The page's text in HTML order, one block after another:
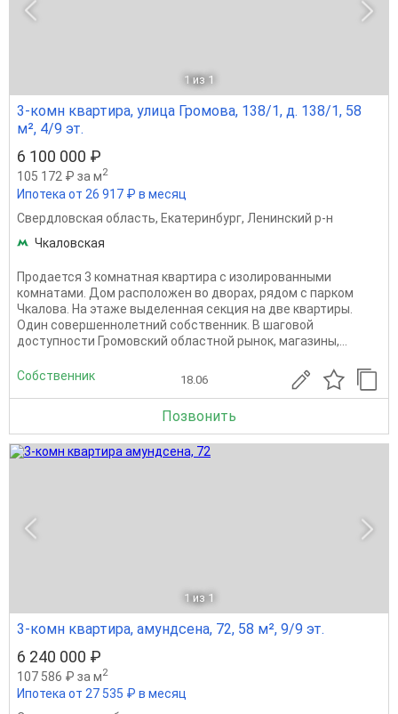
1 из 1
3-комн квартира, улица Громова, 138/1, д. 138/1, 58
м², 4/9 эт.
6 100 000 ₽
105 172 ₽ за м2
Ипотека от 26 917 ₽ в месяц
Свердловская область, Екатеринбург, Ленинский р-н
Чкаловская
Продается 3 комнатная квартира с изолированными
комнатами. Дом расположен во дворах, рядом с парком
Чкалова. На этаже выделенная секция на две квартиры.
Один совершеннолетний собственник. В шаговой
доступности Громовский областной рынок, магазины,...
Собственник 18.06
Позвонить
1 из 1
3-комн квартира, амундсена, 72, 58 м², 9/9 эт.
6 240 000 ₽
107 586 ₽ за м2
Ипотека от 27 535 ₽ в месяц